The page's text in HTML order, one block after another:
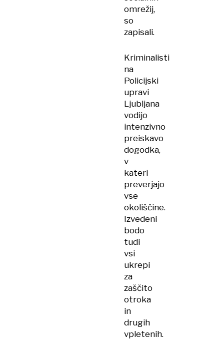
omrežij,
so
zapisali.
Kriminalisti
na
Policijski
upravi
Ljubljana
vodijo
intenzivno
preiskavo
dogodka,
v
kateri
preverjajo
vse
okoliščine.
Izvedeni
bodo
tudi
vsi
ukrepi
za
zaščito
otroka
in
drugih
vpletenih.